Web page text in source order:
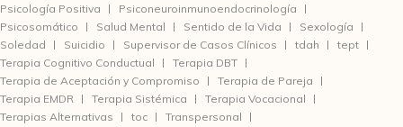
Psicología Positiva
Psiconeuroinmunoendocrinología
Psicosomático
Salud Mental Sentido de la Vida
Sexología
Soledad
Suicidio Supervisor de Casos Clínicos tdah
tept
Terapia Cognitivo Conductual
Terapia DBT
Terapia de Aceptación y Compromiso
Terapia de Pareja
Terapia EMDR
Terapia Sistémica
Terapia Vocacional
Terapias Alternativas
toc
Transpersonal